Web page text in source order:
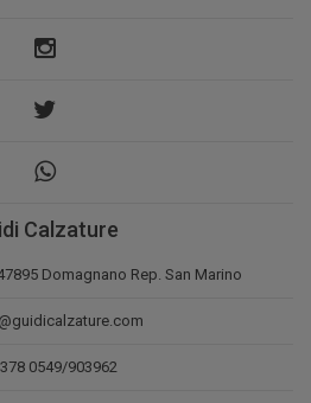
Calzature
Domagnano Rep. San Marino
0549/903962